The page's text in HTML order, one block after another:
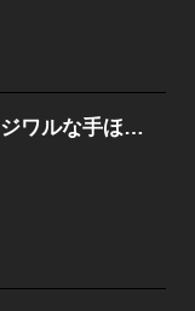
欲張りなお作法 イジワルな手ほどき